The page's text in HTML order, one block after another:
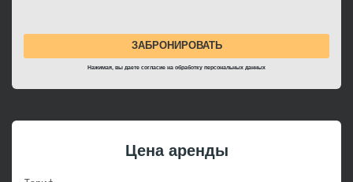
Нажимая, вы даете согласие на обработку персональных данных
Цена аренды